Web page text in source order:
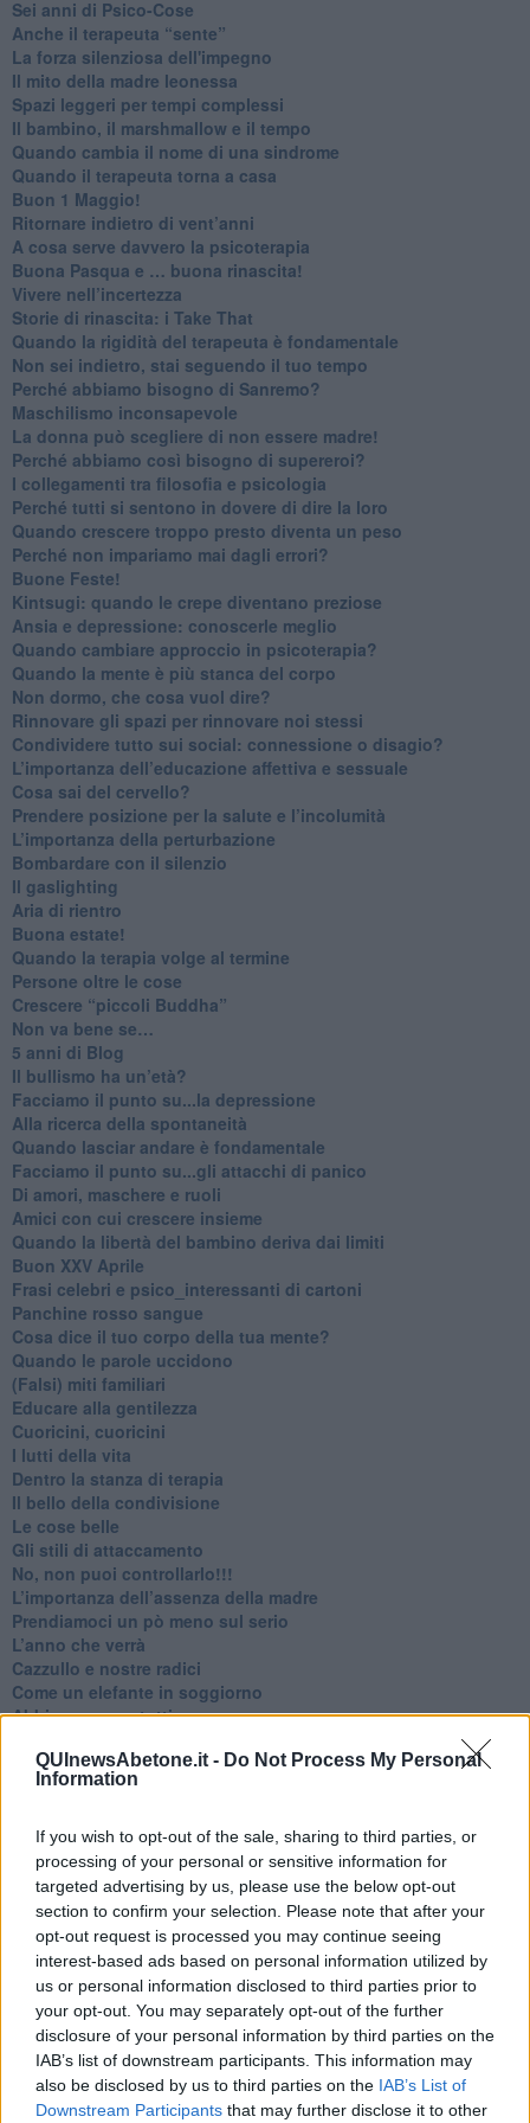
QUInewsAbetone.it - Do Not Process My Personal
Information
If you wish to opt-out of the sale, sharing to third parties, or
processing of your personal or sensitive information for
targeted advertising by us, please use the below opt-out
section to confirm your selection. Please note that after your
opt-out request is processed you may continue seeing
interest-based ads based on personal information utilized by
us or personal information disclosed to third parties prior to
your opt-out. You may separately opt-out of the further
disclosure of your personal information by third parties on the
IAB’s list of downstream participants. This information may
also be disclosed by us to third parties on the IAB’s List of
Downstream Participants that may further disclose it to other
Sei anni di Psico-Cose
​Anche il terapeuta “sente”
​La forza silenziosa dell'impegno
​Il mito della madre leonessa
Spazi leggeri per tempi complessi
Il bambino, il marshmallow e il tempo
​Quando cambia il nome di una sindrome
​Quando il terapeuta torna a casa
​Buon 1 Maggio!
Ritornare indietro di vent’anni
​A cosa serve davvero la psicoterapia
​Buona Pasqua e … buona rinascita!
​Vivere nell’incertezza
​Storie di rinascita: i Take That
​Quando la rigidità del terapeuta è fondamentale
​Non sei indietro, stai seguendo il tuo tempo
​Perché abbiamo bisogno di Sanremo?
​Maschilismo inconsapevole
​La donna può scegliere di non essere madre!
​Perché abbiamo così bisogno di supereroi?
​I collegamenti tra filosofia e psicologia
​Perché tutti si sentono in dovere di dire la loro
​Quando crescere troppo presto diventa un peso
​Perché non impariamo mai dagli errori?
​Buone Feste!
​Kintsugi: quando le crepe diventano preziose
Ansia e depressione: conoscerle meglio
Quando cambiare approccio in psicoterapia?
​Quando la mente è più stanca del corpo
Non dormo, che cosa vuol dire?
​Rinnovare gli spazi per rinnovare noi stessi
​Condividere tutto sui social: connessione o disagio?
​L’importanza dell’educazione affettiva e sessuale
​Cosa sai del cervello?
Prendere posizione per la salute e l’incolumità
L’importanza della perturbazione
​Bombardare con il silenzio
Il gaslighting
Aria di rientro
Buona estate!
​Quando la terapia volge al termine
​Persone oltre le cose
​Crescere “piccoli Buddha”
Non va bene se…
​5 anni di Blog
​Il bullismo ha un’età?
Facciamo il punto su...la depressione
​Alla ricerca della spontaneità
​Quando lasciar andare è fondamentale
Facciamo il punto su...gli attacchi di panico
Di amori, maschere e ruoli
​Amici con cui crescere insieme
​Quando la libertà del bambino deriva dai limiti
Buon XXV Aprile
​Frasi celebri e psico_interessanti di cartoni
​Panchine rosso sangue
​Cosa dice il tuo corpo della tua mente?
​Quando le parole uccidono
​(Falsi) miti familiari
​Educare alla gentilezza
​Cuoricini, cuoricini
I lutti della vita
​Dentro la stanza di terapia
​Il bello della condivisione
Le cose belle
​Gli stili di attaccamento
No, non puoi controllarlo!!!
​L’importanza dell’assenza della madre
​Prendiamoci un pò meno sul serio
​L’anno che verrà
​Cazzullo e nostre radici
​Come un elefante in soggiorno
​Abbiamo perso tutti
​Chi sono i genitori elicottero
Come è davvero la terapia
​L’importanza della comunicazione in famiglia
​Il diritto ad essere disconnessi
​Il pensiero dicotomico e la salute mentale
​Consigli di lettura per genitori e non solo
​La Clownterapia
​Differenze tra persone frustrate e non
L’invisibile fatica mentale
Vacanze a km zero
​Buone Vacan(si)e!
​Il lato positivo delle cose
​Storie antiche di tempi moderni
​Quello che alle mamme non dicono
Adultescenza